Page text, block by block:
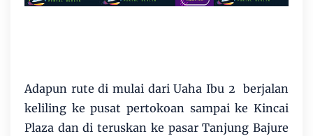
Adapun rute di mulai dari Uaha Ibu 2 berjalan
keliling ke pusat pertokoan sampai ke Kincai
Plaza dan di teruskan ke pasar Tanjung Bajure